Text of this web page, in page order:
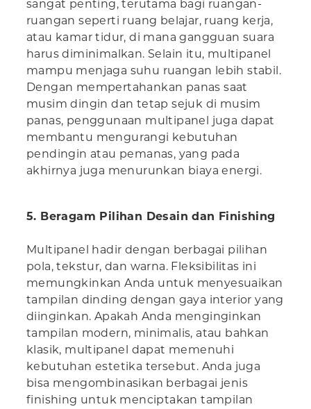
sangat penting, terutama bagi ruangan-
ruangan seperti ruang belajar, ruang kerja,
atau kamar tidur, di mana gangguan suara
harus diminimalkan. Selain itu, multipanel
mampu menjaga suhu ruangan lebih stabil.
Dengan mempertahankan panas saat
musim dingin dan tetap sejuk di musim
panas, penggunaan multipanel juga dapat
membantu mengurangi kebutuhan
pendingin atau pemanas, yang pada
akhirnya juga menurunkan biaya energi.
5. Beragam Pilihan Desain dan Finishing
Multipanel hadir dengan berbagai pilihan
pola, tekstur, dan warna. Fleksibilitas ini
memungkinkan Anda untuk menyesuaikan
tampilan dinding dengan gaya interior yang
diinginkan. Apakah Anda menginginkan
tampilan modern, minimalis, atau bahkan
klasik, multipanel dapat memenuhi
kebutuhan estetika tersebut. Anda juga
bisa mengombinasikan berbagai jenis
finishing untuk menciptakan tampilan